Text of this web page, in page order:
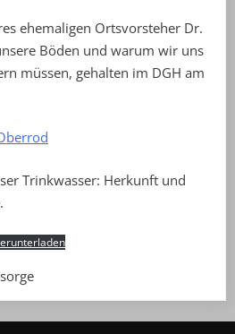
ehemaligen Ortsvorsteher Dr.
Böden und warum wir uns
müssen, gehalten im DGH am
Trinkwasser: Herkunft und